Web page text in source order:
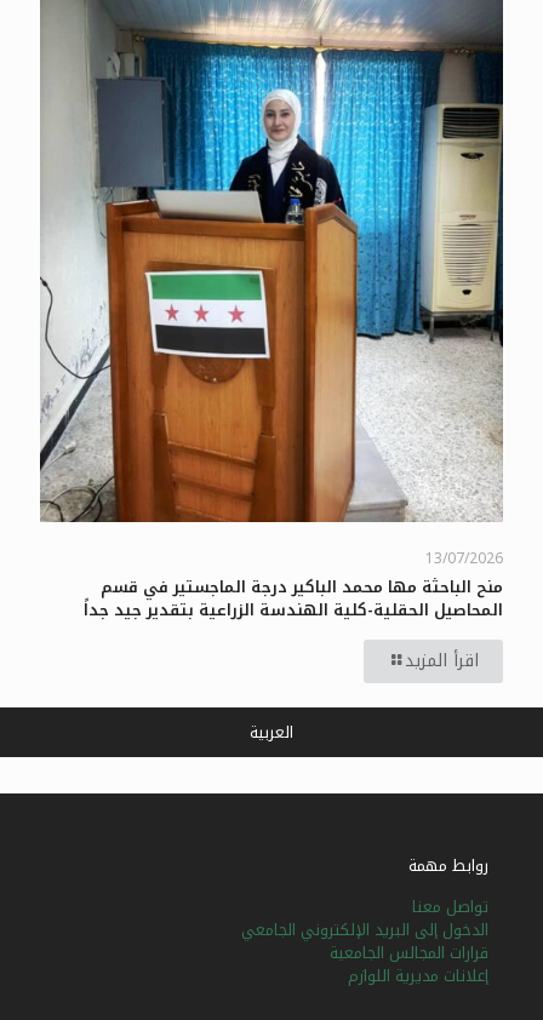
13/07/2026
منح الباحثة مها محمد الباكير درجة الماجستير في قسم
المحاصيل الحقلية-كلية الهندسة الزراعية بتقدير جيد جداً
اقرأ المزيد
روابط مهمة
تواصل معنا
الدخول إلى البريد الإلكتروني الجامعي
قرارات المجالس الجامعية
إعلانات مديرية اللوازم
العربية